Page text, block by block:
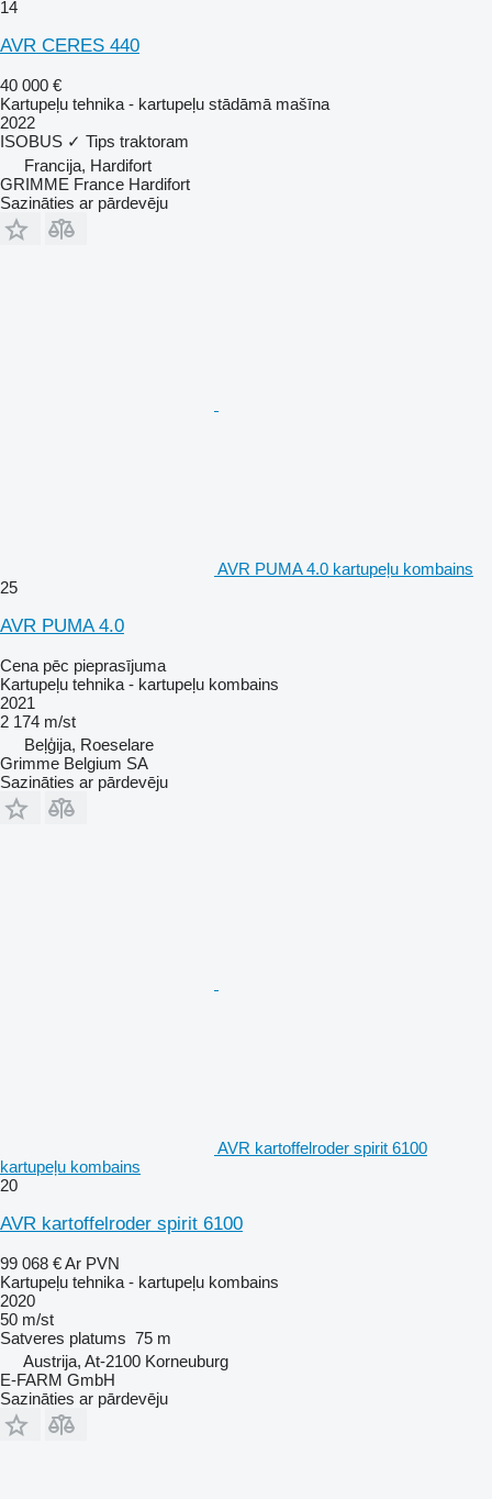
14
AVR CERES 440
40 000 €
Kartupeļu tehnika - kartupeļu stādāmā mašīna
2022
ISOBUS ✓ Tips traktoram
Francija, Hardifort
GRIMME France Hardifort
Sazināties ar pārdevēju
AVR PUMA 4.0 kartupeļu kombains
25
AVR PUMA 4.0
Cena pēc pieprasījuma
Kartupeļu tehnika - kartupeļu kombains
2021
2 174 m/st
Beļģija, Roeselare
Grimme Belgium SA
Sazināties ar pārdevēju
AVR kartoffelroder spirit 6100
kartupeļu kombains
20
AVR kartoffelroder spirit 6100
99 068 €Ar PVN
Kartupeļu tehnika - kartupeļu kombains
2020
50 m/st
Satveres platums 75 m
Austrija, At-2100 Korneuburg
E-FARM GmbH
Sazināties ar pārdevēju